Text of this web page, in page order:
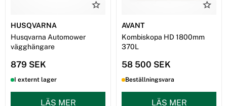
HUSQVARNA
Husqvarna Automower
vägghängare
879 SEK
I externt lager
LÄS MER
AVANT
Kombiskopa HD 1800mm
370L
58 500 SEK
Beställningsvara
LÄS MER